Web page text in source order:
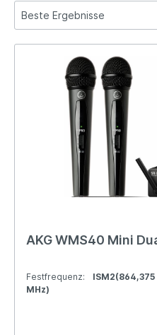
AKG WMS40 Mini
Festfrequenz:
MHz)